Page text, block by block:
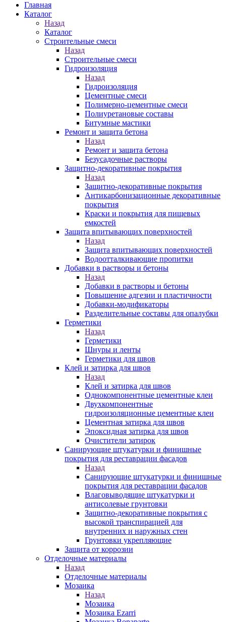
Главная
Каталог
Назад
Каталог
Строительные смеси
Назад
Строительные смеси
Гидроизоляция
Назад
Гидроизоляция
Цементные смеси
Полимерно-цементные смеси
Полиуретановые составы
Битумные мастики
Ремонт и защита бетона
Назад
Ремонт и защита бетона
Безусадочные растворы
Защитно-декоративные покрытия
Назад
Защитно-декоративные покрытия
Антикарбонизационные декоративные
покрытия
Краски и покрытия для пищевых
емкостей
Защита впитывающих поверхностей
Назад
Защита впитывающих поверхностей
Водоотталкивающие пропитки
Добавки в растворы и бетоны
Назад
Добавки в растворы и бетоны
Повышение адгезии и пластичности
Добавки-модификаторы
Разделительные составы для опалубки
Герметики
Назад
Герметики
Шнуры и ленты
Герметики для швов
Клей и затирка для швов
Назад
Клей и затирка для швов
Однокомпонентные цементные клеи
Двухкомпонентные
гидроизоляционные цементные клеи
Цементная затирка для швов
Эпоксидная затирка для швов
Очистители затирок
Санирующие штукатурки и финишные
покрытия для реставрации фасадов
Назад
Санирующие штукатурки и финишные
покрытия для реставрации фасадов
Влаговыводящие штукатурки и
антисолевые грунтовки
Защитно-декоративные покрытия с
высокой транспирацией для
внутренних и наружных стен
Грунтовки укрепляющие
Защита от коррозии
Отделочные материалы
Назад
Отделочные материалы
Мозаика
Назад
Мозаика
Мозаика Ezarri